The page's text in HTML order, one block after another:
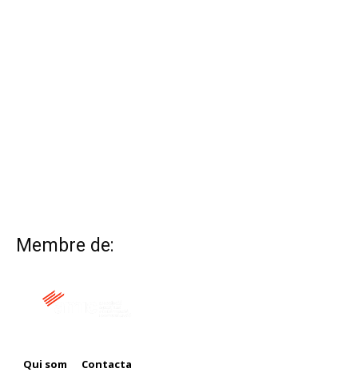
Membre de:
Qui som Contacta